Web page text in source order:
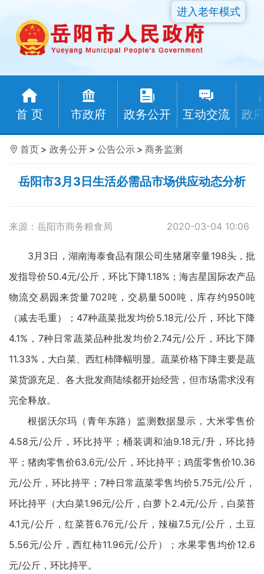
首 页 市政府 政务公开 互动交流 政
进入老年模式
首页 > 政务公开 > 公告公示 > 商务监测
岳阳市3月3日生活必需品市场供应动态分析
来源：岳阳市商务粮食局 2020-03-04 10:06
3月3日，湖南海泰食品有限公司生猪屠宰量198头，批
发指导价50.4元/公斤，环比下降1.18%；海吉星国际农产品
物流交易园来货量702吨，交易量500吨，库存约950吨
（减去毛重）；47种蔬菜批发均价5.18元/公斤，环比下降
4.1%，7种日常蔬菜品种批发均价2.74元/公斤，环比下降
11.33%，大白菜、西红柿降幅明显。蔬菜价格下降主要是蔬
菜货源充足、各大批发商陆续都开始经营，但市场需求没有
完全释放。
根据沃尔玛（青年东路）监测数据显示，大米零售价
4.58元/公斤，环比持平；桶装调和油9.18元/升，环比持
平；猪肉零售价63.6元/公斤，环比持平；鸡蛋零售价10.36
元/公斤，环比持平；7种日常蔬菜零售均价5.75元/公斤，
环比持平（大白菜1.96元/公斤，白萝卜2.4元/公斤，白菜苔
4.1元/公斤，红菜苔6.76元/公斤，辣椒7.5元/公斤，土豆
5.56元/公斤，西红柿11.96元/公斤）；水果零售均价12.6
元/公斤，环比持平。